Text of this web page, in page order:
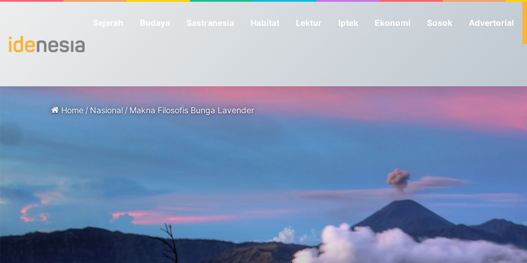
Sejarah Budaya Sastranesia Habitat Lektur Iptek Ekonomi Sosok Advertorial
Home /Nasional /Makna Filosofis Bunga Lavender